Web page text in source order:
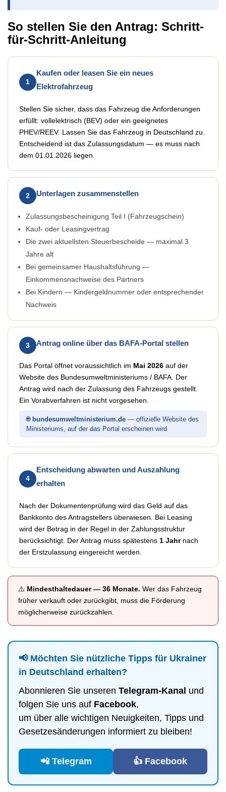
So stellen Sie den Antrag: Schritt-
für-Schritt-Anleitung
1
Kaufen oder leasen Sie ein neues
Elektrofahrzeug
Stellen Sie sicher, dass das Fahrzeug die Anforderungen
erfüllt: vollelektrisch (BEV) oder ein geeignetes
PHEV/REEV. Lassen Sie das Fahrzeug in Deutschland zu.
Entscheidend ist das Zulassungsdatum — es muss nach
dem 01.01.2026 liegen.
2 Unterlagen zusammenstellen
Zulassungsbescheinigung Teil I (Fahrzeugschein)
Kauf- oder Leasingvertrag
Die zwei aktuellsten Steuerbescheide — maximal 3
Jahre alt
Bei gemeinsamer Haushaltsführung —
Einkommensnachweise des Partners
Bei Kindern — Kindergeldnummer oder entsprechender
Nachweis
3 Antrag online über das BAFA-Portal stellen
Das Portal öffnet voraussichtlich im Mai 2026 auf der
Website des Bundesumweltministeriums / BAFA. Der
Antrag wird nach der Zulassung des Fahrzeugs gestellt.
Ein Vorabverfahren ist nicht vorgesehen.
🌐 bundesumweltministerium.de — offizielle Website des
Ministeriums, auf der das Portal erscheinen wird
4
Entscheidung abwarten und Auszahlung
erhalten
Nach der Dokumentenprüfung wird das Geld auf das
Bankkonto des Antragstellers überwiesen. Bei Leasing
wird der Betrag in der Regel in der Zahlungsstruktur
berücksichtigt. Der Antrag muss spätestens 1 Jahrnach
der Erstzulassung eingereicht werden.
⚠️ Mindesthaltedauer — 36 Monate. Wer das Fahrzeug
früher verkauft oder zurückgibt, muss die Förderung
möglicherweise zurückzahlen.
📢 Möchten Sie nützliche Tipps für Ukrainer
in Deutschland erhalten?
Abonnieren Sie unseren Telegram-Kanal und
folgen Sie uns auf Facebook,
um über alle wichtigen Neuigkeiten, Tipps und
Gesetzesänderungen informiert zu bleiben!
📲 Telegram 👍 Facebook